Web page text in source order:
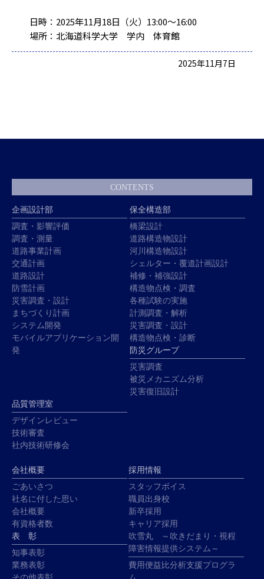
日時：2025年11月18日（火）13:00～16:00
場所：北海道科学大学 学内 体育館
2025年11月7日
CONTENTS
企画設計部
調査・影響評価
調査・測量
道路事業計画
交通計画
道路設計
防雪計画
災害調査・設計
まちづくり計画
システム開発
モバイルアプリケーション開
発
保全構造部
橋梁設計
道路構造物設計
河川構造物設計
シェルター・覆道計画設計
補修・補強設計
構造物点検・調査
各種試験の実施
計測調査・解析
災害調査・設計
構造物点検・診断
防災グループ
災害調査
被災メカニズム分析
災害復旧設計
品質管理室
デザインレビュー
技術審査
社内技術研修会
会社概要
ごあいさつ
社名に付した思い
会社概要
有資格者数
採用情報
スタッフボイス
職員出身校
新卒採用
キャリア採用
表 彰
知事表彰
業務表彰
吹雪丸 ～吹きだまり・視程
障害情報提供システム～
費用便益比分析支援プログラ